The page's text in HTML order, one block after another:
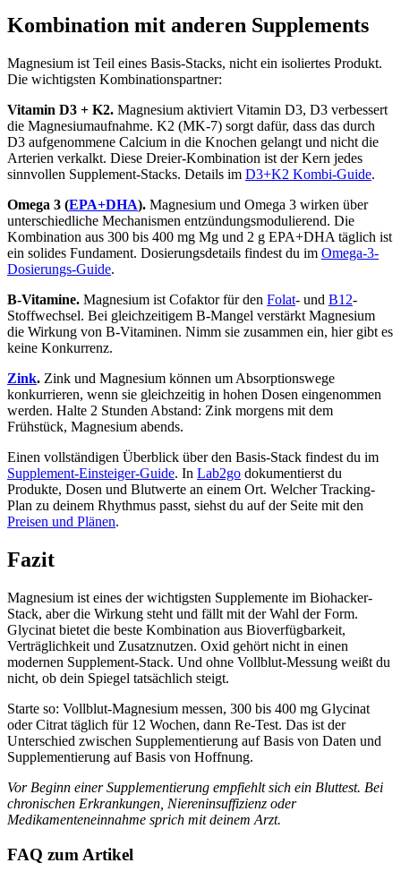
Kombination mit anderen Supplements
Magnesium ist Teil eines Basis-Stacks, nicht ein isoliertes Produkt.
Die wichtigsten Kombinationspartner:
Vitamin D3 + K2. Magnesium aktiviert Vitamin D3, D3 verbessert
die Magnesiumaufnahme. K2 (MK-7) sorgt dafür, dass das durch
D3 aufgenommene Calcium in die Knochen gelangt und nicht die
Arterien verkalkt. Diese Dreier-Kombination ist der Kern jedes
sinnvollen Supplement-Stacks. Details im D3+K2 Kombi-Guide.
Omega 3 (EPA+DHA). Magnesium und Omega 3 wirken über
unterschiedliche Mechanismen entzündungsmodulierend. Die
Kombination aus 300 bis 400 mg Mg und 2 g EPA+DHA täglich ist
ein solides Fundament. Dosierungsdetails findest du im Omega-3-
Dosierungs-Guide.
B-Vitamine. Magnesium ist Cofaktor für den Folat- und B12-
Stoffwechsel. Bei gleichzeitigem B-Mangel verstärkt Magnesium
die Wirkung von B-Vitaminen. Nimm sie zusammen ein, hier gibt es
keine Konkurrenz.
Zink. Zink und Magnesium können um Absorptionswege
konkurrieren, wenn sie gleichzeitig in hohen Dosen eingenommen
werden. Halte 2 Stunden Abstand: Zink morgens mit dem
Frühstück, Magnesium abends.
Einen vollständigen Überblick über den Basis-Stack findest du im
Supplement-Einsteiger-Guide. In Lab2go dokumentierst du
Produkte, Dosen und Blutwerte an einem Ort. Welcher Tracking-
Plan zu deinem Rhythmus passt, siehst du auf der Seite mit den
Preisen und Plänen.
Fazit
Magnesium ist eines der wichtigsten Supplemente im Biohacker-
Stack, aber die Wirkung steht und fällt mit der Wahl der Form.
Glycinat bietet die beste Kombination aus Bioverfügbarkeit,
Verträglichkeit und Zusatznutzen. Oxid gehört nicht in einen
modernen Supplement-Stack. Und ohne Vollblut-Messung weißt du
nicht, ob dein Spiegel tatsächlich steigt.
Starte so: Vollblut-Magnesium messen, 300 bis 400 mg Glycinat
oder Citrat täglich für 12 Wochen, dann Re-Test. Das ist der
Unterschied zwischen Supplementierung auf Basis von Daten und
Supplementierung auf Basis von Hoffnung.
Vor Beginn einer Supplementierung empfiehlt sich ein Bluttest. Bei
chronischen Erkrankungen, Niereninsuffizienz oder
Medikamenteneinnahme sprich mit deinem Arzt.
FAQ zum Artikel